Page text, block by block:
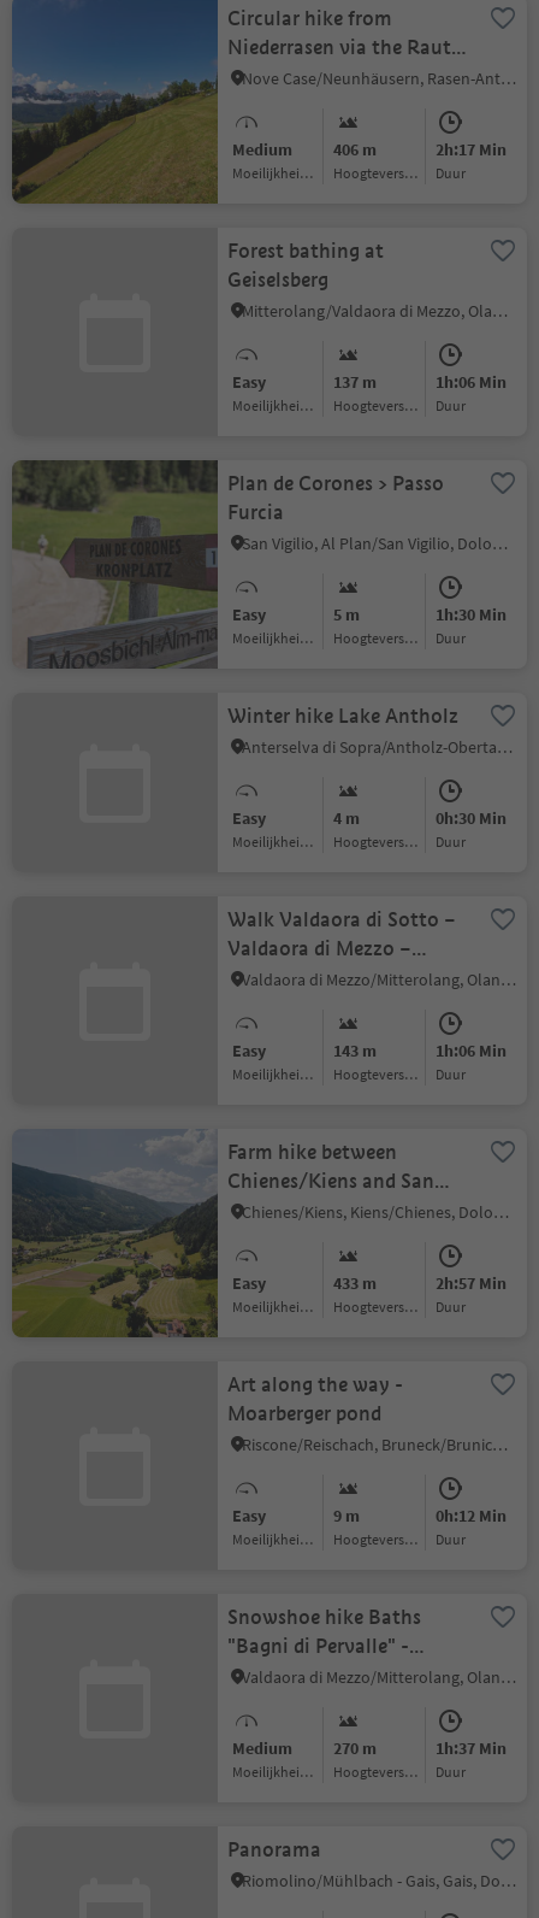
Circular hike from
Niederrasen via the Rauter
farms to Redensberg
Nove Case/Neunhäusern, Rasen-Antholz/Rasun Anterselva, Dolomites Region Kronplatz/Plan de Corones
Medium
Moeilijkheidsgraad
406 m
Hoogteverschil
2h:17 Min
Duur
Forest bathing at
Geiselsberg
Mitterolang/Valdaora di Mezzo, Olang/Valdaora, Dolomites Region Kronplatz/Plan de Corones
Easy
Moeilijkheidsgraad
137 m
Hoogteverschil
1h:06 Min
Duur
Plan de Corones > Passo
Furcia
San Vigilio, Al Plan/San Vigilio, Dolomites Region Kronplatz/Plan de Corones
Easy
Moeilijkheidsgraad
5 m
Hoogteverschil
1h:30 Min
Duur
Winter hike Lake Antholz
Anterselva di Sopra/Antholz-Obertal, Rasen-Antholz/Rasun Anterselva, Dolomites Region Kronplatz/Plan de Corones
Easy
Moeilijkheidsgraad
4 m
Hoogteverschil
0h:30 Min
Duur
Walk Valdaora di Sotto –
Valdaora di Mezzo –
Valdaora di
Mitterolang – Oberolang
Valdaora di Mezzo/Mitterolang, Olang/Valdaora, Dolomites Region Kronplatz/Plan de Corones
Easy
Moeilijkheidsgraad
143 m
Hoogteverschil
1h:06 Min
Duur
Farm hike between
Chienes/Kiens and San
Sigismondo/St. Sigmund
Chienes/Kiens, Kiens/Chienes, Dolomites Region Kronplatz/Plan de Corones
Easy
Moeilijkheidsgraad
433 m
Hoogteverschil
2h:57 Min
Duur
Art along the way -
Moarberger pond
Riscone/Reischach, Bruneck/Brunico, Dolomites Region Kronplatz/Plan de Corones
Easy
Moeilijkheidsgraad
9 m
Hoogteverschil
0h:12 Min
Duur
Snowshoe hike Baths
"Bagni di Pervalle" -
Mountain Inn Trattes
Valdaora di Mezzo/Mitterolang, Olang/Valdaora, Dolomites Region Kronplatz/Plan de Corones
Medium
Moeilijkheidsgraad
270 m
Hoogteverschil
1h:37 Min
Duur
Panorama
Riomolino/Mühlbach - Gais, Gais, Dolomites Region Kronplatz/Plan de Corones